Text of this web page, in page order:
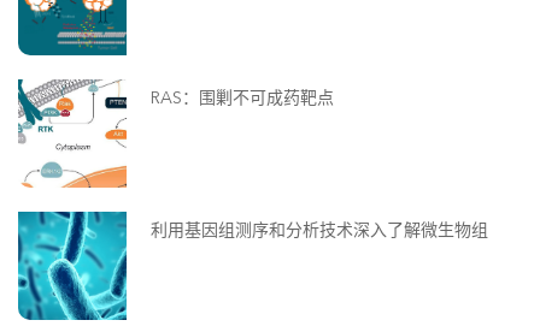
RAS：围剿不可成药靶点
利用基因组测序和分析技术深入了解微生物组